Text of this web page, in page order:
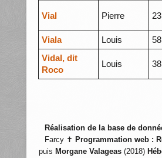
Vial Pierre 23
Viala Louis 58
Vidal, dit
Roco
Louis 38
Réalisation de la base de
Farcy ✝ Programmation web :
puis Morgane Valageas (2018)